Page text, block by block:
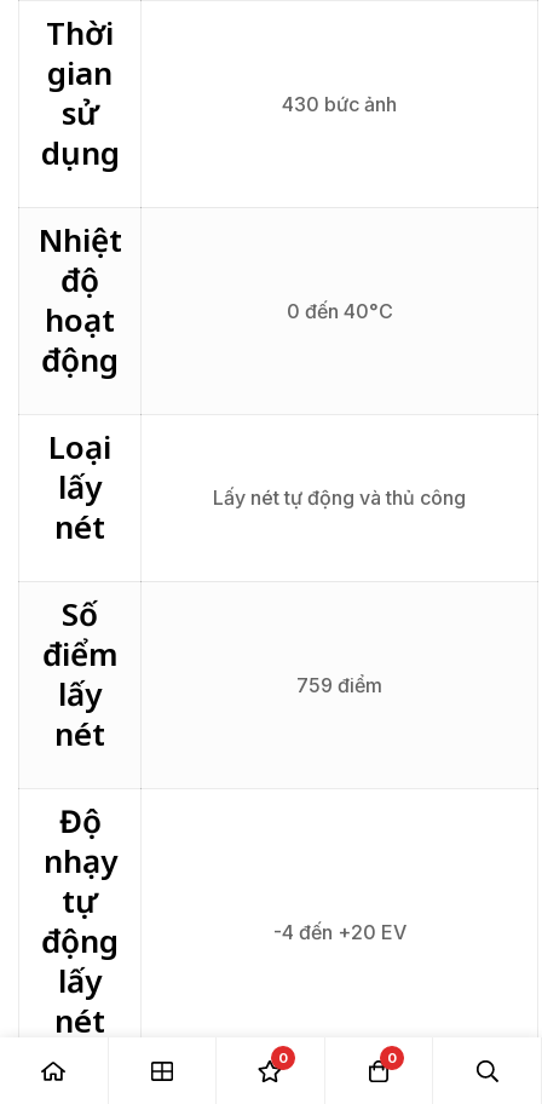
Thời
gian
sử
dụng
430 bức ảnh
Nhiệt
độ
hoạt
động
0 đến 40°C
Loại
lấy
nét
Lấy nét tự động và thủ công
Số
điểm
lấy
nét
759 điểm
Độ
nhạy
tự
động
lấy
nét
-4 đến +20 EV
0 0